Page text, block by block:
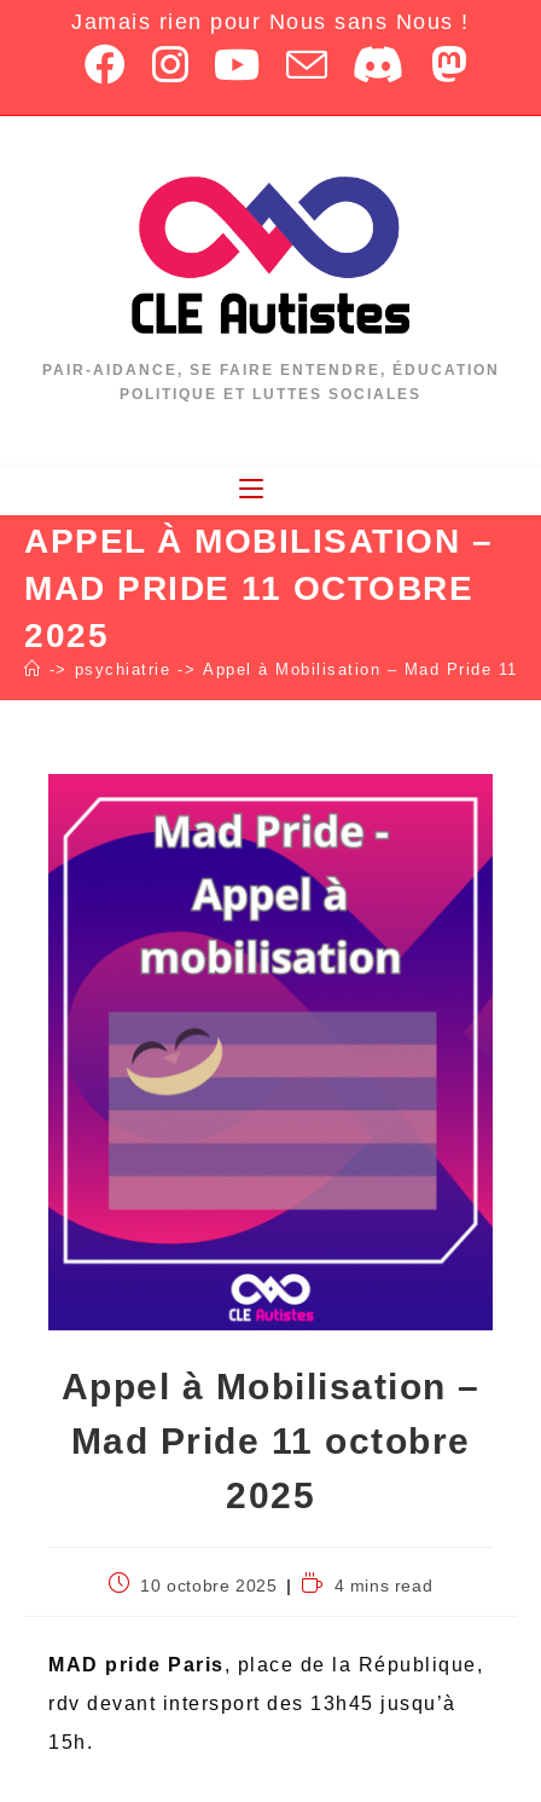
Jamais rien pour Nous sans Nous !
PAIR-AIDANCE, SE FAIRE ENTENDRE, ÉDUCATION
POLITIQUE ET LUTTES SOCIALES
APPEL À MOBILISATION –
MAD PRIDE 11 OCTOBRE
2025
-> psychiatrie -> Appel à Mobilisation – Mad Pride 11
Appel à Mobilisation –
Mad Pride 11 octobre
2025
10 octobre 2025 4 mins read
MAD pride Paris, place de la République,
rdv devant intersport des 13h45 jusqu’à
15h.